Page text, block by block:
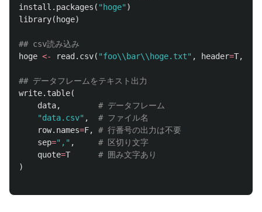
install.packages ( "hoge" )
library( hoge)
## csv読み込み
hoge <- read.csv( "foo\\bar\\hoge.txt" , header=T,
## データフレームをテキスト出力
write.table(
data,
# データフレーム
"data.csv" ,
# ファイル名
row.names=F,
# 行番号の出力は不要
sep="," ,
# 区切り文字
quote=T
# 囲み文字あり
)